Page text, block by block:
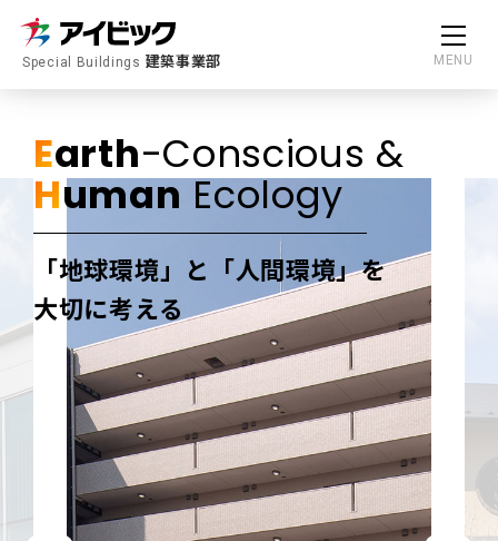
Special Buildings 建築事業部 MENU
Earth-Conscious &
HumanEcology
「地球環境」と「人間環境」を
大切に考える